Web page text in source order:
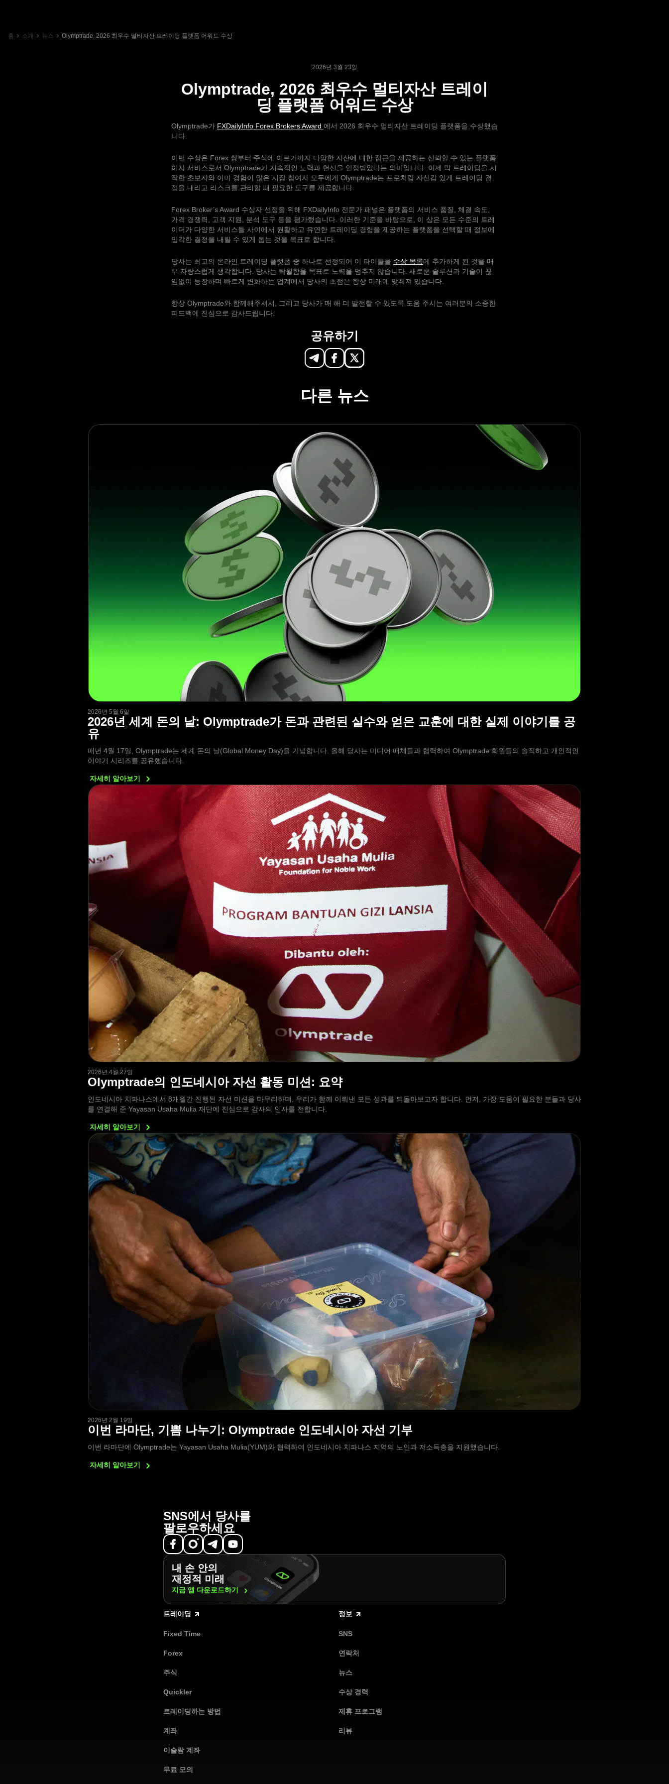
홈 소개 뉴스 Olymptrade, 2026 최우수 멀티자산 트레이딩 플랫폼 어워드 수상
2026년 3월 23일
Olymptrade, 2026 최우수 멀티자산 트레이
딩 플랫폼 어워드 수상
Olymptrade가 FXDailyInfo Forex Brokers Award 에서 2026 최우수 멀티자산 트레이딩 플랫폼을 수상했습
니다.
이번 수상은 Forex 쌍부터 주식에 이르기까지 다양한 자산에 대한 접근을 제공하는 신뢰할 수 있는 플랫폼
이자 서비스로서 Olymptrade가 지속적인 노력과 헌신을 인정받았다는 의미입니다. 이제 막 트레이딩을 시
작한 초보자와 이미 경험이 많은 시장 참여자 모두에게 Olymptrade는 프로처럼 자신감 있게 트레이딩 결
정을 내리고 리스크를 관리할 때 필요한 도구를 제공합니다.
Forex Broker’s Award 수상자 선정을 위해 FXDailyInfo 전문가 패널은 플랫폼의 서비스 품질, 체결 속도,
가격 경쟁력, 고객 지원, 분석 도구 등을 평가했습니다. 이러한 기준을 바탕으로, 이 상은 모든 수준의 트레
이더가 다양한 서비스들 사이에서 원활하고 유연한 트레이딩 경험을 제공하는 플랫폼을 선택할 때 정보에
입각한 결정을 내릴 수 있게 돕는 것을 목표로 합니다.
당사는 최고의 온라인 트레이딩 플랫폼 중 하나로 선정되어 이 타이틀을 수상 목록에 추가하게 된 것을 매
우 자랑스럽게 생각합니다. 당사는 탁월함을 목표로 노력을 멈추지 않습니다. 새로운 솔루션과 기술이 끊
임없이 등장하며 빠르게 변화하는 업계에서 당사의 초점은 항상 미래에 맞춰져 있습니다.
항상 Olymptrade와 함께해주셔서, 그리고 당사가 매 해 더 발전할 수 있도록 도움 주시는 여러분의 소중한
피드백에 진심으로 감사드립니다.
공유하기
다른 뉴스
2026년 5월 6일
2026년 세계 돈의 날: Olymptrade가 돈과 관련된 실수와 얻은 교훈에 대한 실제 이야기를 공
유
매년 4월 17일, Olymptrade는 세계 돈의 날(Global Money Day)을 기념합니다. 올해 당사는 미디어 매체들과 협력하여 Olymptrade 회원들의 솔직하고 개인적인
이야기 시리즈를 공유했습니다.
자세히 알아보기
2026년 4월 27일
Olymptrade의 인도네시아 자선 활동 미션: 요약
인도네시아 치파나스에서 8개월간 진행된 자선 미션을 마무리하며, 우리가 함께 이뤄낸 모든 성과를 되돌아보고자 합니다. 먼저, 가장 도움이 필요한 분들과 당사
를 연결해 준 Yayasan Usaha Mulia 재단에 진심으로 감사의 인사를 전합니다.
자세히 알아보기
2026년 2월 19일
이번 라마단, 기쁨 나누기: Olymptrade 인도네시아 자선 기부
이번 라마단에 Olymptrade는 Yayasan Usaha Mulia(YUM)와 협력하여 인도네시아 치파나스 지역의 노인과 저소득층을 지원했습니다.
자세히 알아보기
SNS에서 당사를
팔로우하세요
내 손 안의
재정적 미래
지금 앱 다운로드하기
트레이딩
Fixed Time
Forex
주식
Quickler
트레이딩하는 방법
계좌
이슬람 계좌
무료 모의
정보
SNS
연락처
뉴스
수상 경력
제휴 프로그램
리뷰